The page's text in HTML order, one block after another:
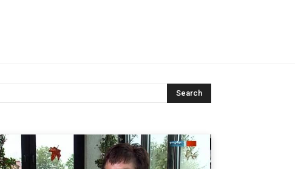
Search